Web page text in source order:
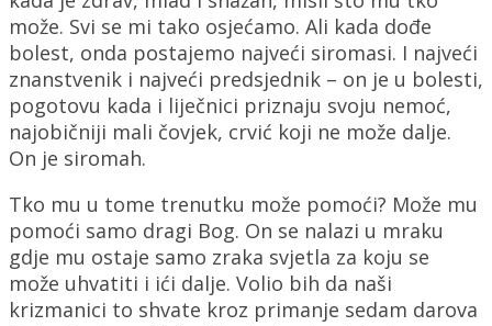
može. Svi se mi tako osjećamo. Ali kada dođe
bolest, onda postajemo najveći siromasi. I najveći
znanstvenik i najveći predsjednik – on je u bolesti,
pogotovu kada i liječnici priznaju svoju nemoć,
najobičniji mali čovjek, crvić koji ne može dalje.
On je siromah.
Tko mu u tome trenutku može pomoći? Može mu
pomoći samo dragi Bog. On se nalazi u mraku
gdje mu ostaje samo zraka svjetla za koju se
može uhvatiti i ići dalje. Volio bih da naši
krizmanici to shvate kroz primanje sedam darova